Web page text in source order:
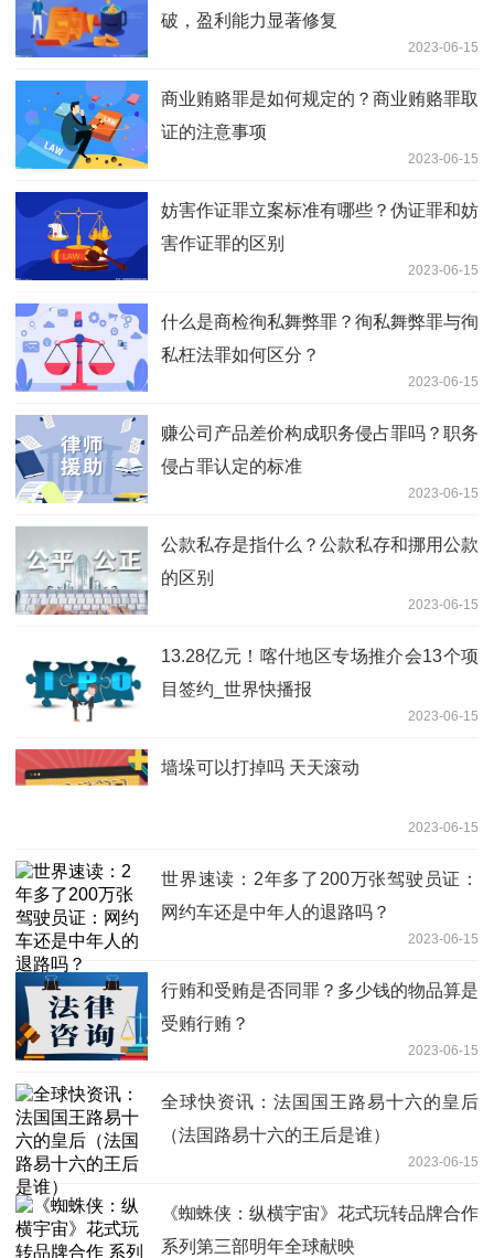
破，盈利能力显著修复
2023-06-15
商业贿赂罪是如何规定的？商业贿赂罪取
证的注意事项
2023-06-15
妨害作证罪立案标准有哪些？伪证罪和妨
害作证罪的区别
2023-06-15
什么是商检徇私舞弊罪？徇私舞弊罪与徇
私枉法罪如何区分？
2023-06-15
赚公司产品差价构成职务侵占罪吗？职务
侵占罪认定的标准
2023-06-15
公款私存是指什么？公款私存和挪用公款
的区别
2023-06-15
13.28亿元！喀什地区专场推介会13个项
目签约_世界快播报
2023-06-15
墙垛可以打掉吗 天天滚动
2023-06-15
世界速读：2年多了200万张驾驶员证：
网约车还是中年人的退路吗？
2023-06-15
行贿和受贿是否同罪？多少钱的物品算是
受贿行贿？
2023-06-15
全球快资讯：法国国王路易十六的皇后
（法国路易十六的王后是谁）
2023-06-15
《蜘蛛侠：纵横宇宙》花式玩转品牌合作
系列第三部明年全球献映